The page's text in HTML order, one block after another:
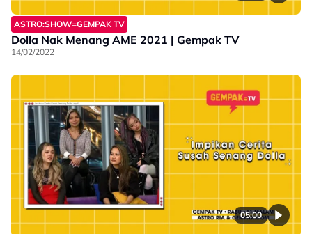
ASTRO:SHOW=GEMPAK TV
Dolla Nak Menang AME 2021 | Gempak TV
14/02/2022
05:00